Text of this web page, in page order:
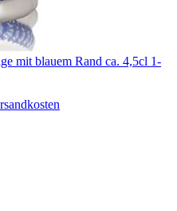
mit blauem Rand ca. 4,5cl 1-